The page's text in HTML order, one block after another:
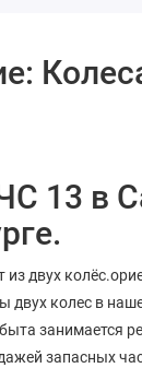
13 в
из двух
двух колес в
занимается
запасных